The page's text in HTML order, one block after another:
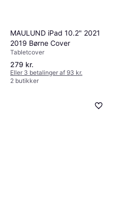
MAULUND iPad 10.2" 2021
2019 Børne Cover
Tabletcover
279 kr.
Eller 3 betalinger af 93 kr.
2 butikker